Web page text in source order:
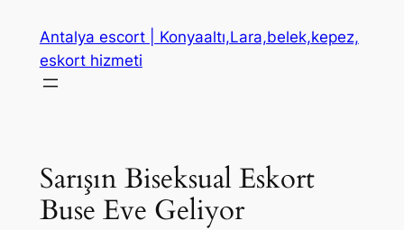
Antalya escort | Konyaaltı,Lara,belek,kepez,
eskort hizmeti
Sarışın Biseksual Eskort
Buse Eve Geliyor